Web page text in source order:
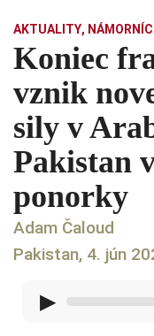
AKTUALITY,
Koniec
vznik
sily v
Pakistan
ponorky
Adam Čaloud
Pakistan, 4. jún
▶